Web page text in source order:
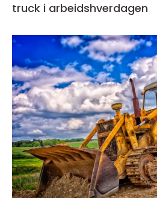
truck i arbeidshverdagen